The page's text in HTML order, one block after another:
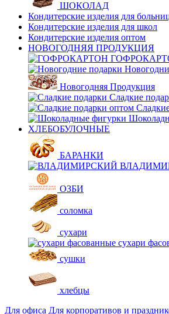
ШОКОЛАД
Кондитерские изделия для
Кондитерские изделия для школ
Кондитерские изделия оптом
НОВОГОДНЯЯ ПРОДУКЦИЯ
Новогодняя Продукция
Сладкие
ХЛЕБОБУЛОЧНЫЕ
БАРАНКИ
ОЗБИ
соломка
сухари
сухари
сушки
хлебцы
Для офиса Для корпоративов и